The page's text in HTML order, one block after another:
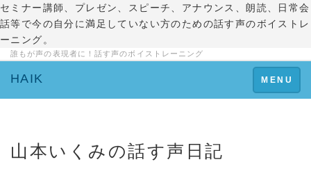
セミナー講師、プレゼン、スピーチ、アナウンス、朗読、日常会
話等で今の自分に満足していない方のための話す声のボイストレ
ーニング。
誰もが声の表現者に！話す声のボイストレーニング
Toggle
navigation
MENU
HAIK
山本いくみの話す声日記